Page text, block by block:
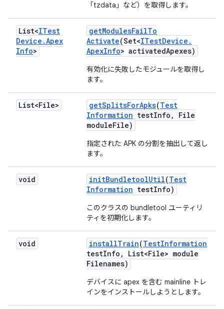
「tzdata」など）を取得します。
List<ITest
Device .Apex
Info>
getModulesFailTo
Activate(Set<ITestDevice .
ApexInfo> activatedApexes)
有効化に失敗したモジュールを取得し
ます。
List<File> getSplitsForApks(Test
Information testInfo ,
File
moduleFile)
指定された APK の分割を抽出して返し
ます。
void initBundletoolUtil(Test
Information testInfo)
このクラスの bundletool ユーティリ
ティを初期化します。
void installTrain(TestInformation
testInfo ,
List<File> module
Filenames)
デバイスに apex を含む mainline トレ
インをインストールしようとします。